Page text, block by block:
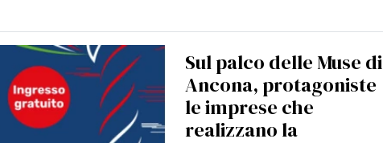
Sul palco delle Muse di
Ancona, protagoniste
le imprese che
realizzano la